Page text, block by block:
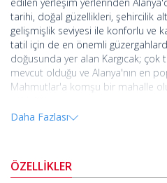
tarihi, doğal güzellikleri, şehircilik
gelişmişlik seviyesi ile konforlu ve
tatil için de en önemli
doğusunda yer alan Kargıcak; çok
mevcut olduğu ve Alanya'nın en
Mahmutlar'a komşu bir mahalle
Yüksek standartlı modern projeler,
ulaşılır.
Daha Fazlası
ÖZELLİKLER